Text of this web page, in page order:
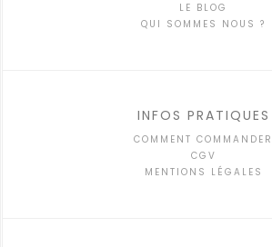
LE BLOG
QUI SOMMES NOUS ?
INFOS PRATIQUES
COMMENT COMMANDER
CGV
MENTIONS LÉGALES